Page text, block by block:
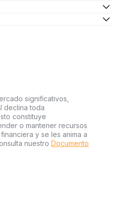
significativos,
declina toda
constituye
o mantener recursos
y se les anima a
nuestro Documento